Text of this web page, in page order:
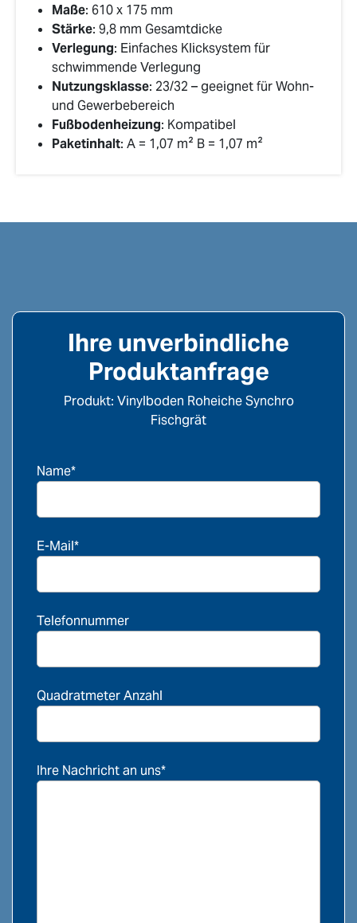
Maße: 610 x 175 mm
Stärke: 9,8 mm Gesamtdicke
Verlegung: Einfaches Klicksystem für
schwimmende Verlegung
Nutzungsklasse: 23/32 – geeignet für Wohn-
und Gewerbebereich
Fußbodenheizung: Kompatibel
Paketinhalt: A = 1,07 m² B = 1,07 m²
Ihre unverbindliche
Produktanfrage
Produkt: Vinylboden Roheiche Synchro
Fischgrät
Name*
E-Mail*
Telefonnummer
Quadratmeter Anzahl
Ihre Nachricht an uns*